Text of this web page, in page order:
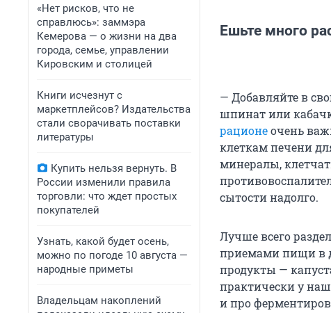
«Нет рисков, что не
справлюсь»: заммэра
Кемерова — о жизни на два
города, семье, управлении
Кировским и столицей
Книги исчезнут с
маркетплейсов? Издательства
стали сворачивать поставки
литературы
Купить нельзя вернуть. В
России изменили правила
торговли: что ждет простых
покупателей
Узнать, какой будет осень,
можно по погоде 10 августа —
народные приметы
Владельцам накоплений
Ешьте много
— Добавляйте в
шпинат или
рационеочень
клеткам печени
минералы,
сытости надолго.
Лучше всего
приемами пищи в
продукты —
практически у
и про